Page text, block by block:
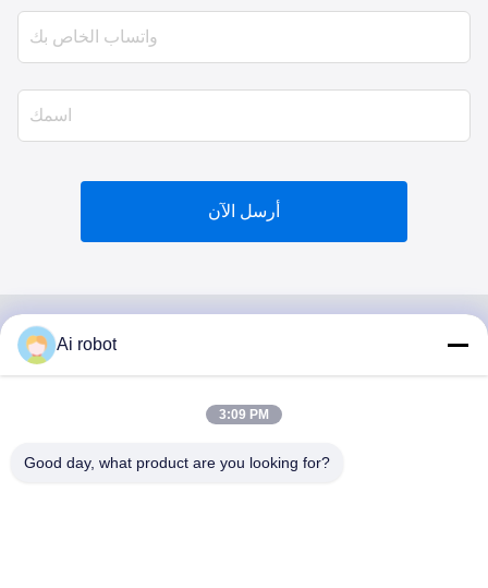
أرسل الآن
VIVI DENTAI
LABORATORY
Ai robot
3:09 PM
Good day, what product are you looking for?